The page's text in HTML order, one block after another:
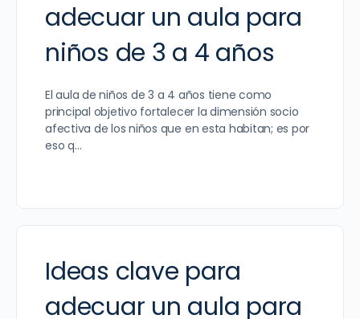
adecuar un aula para
niños de 3 a 4 años
El aula de niños de 3 a 4 años tiene como
principal objetivo fortalecer la dimensión socio
afectiva de los niños que en esta habitan; es por
eso q…
Ideas clave para
adecuar un aula para